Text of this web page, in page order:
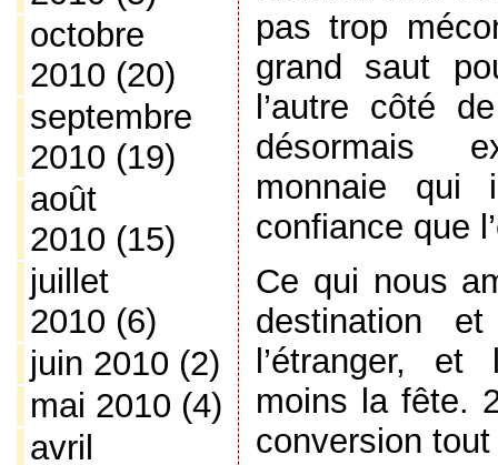
octobre
2010 (20)
septembre
2010 (19)
août
2010 (15)
juillet
2010 (6)
juin 2010 (2)
mai 2010 (4)
avril
pas trop
grand saut
l’autre côté
désormais
monnaie qui
confiance que
Ce qui nous
destination
l’étranger,
moins la fête.
conversion